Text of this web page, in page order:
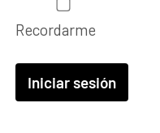
Recordarme